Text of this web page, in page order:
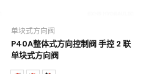
单块式方向阀
P40A整体式方向控制阀 手控 2 联
单块式方向阀